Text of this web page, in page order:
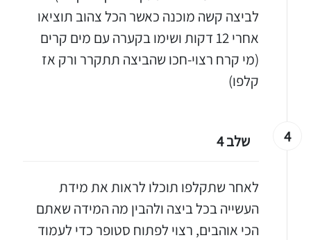
אותי באינסטגרם
הכנתם מתכון שלי? חפשו "Shahar_Hen_Hayokra" באינסטגרם עקבו אחריי עוד היום ותעלו את המתכון שהכנתם לסטורי ואני
לביצה קשה מוכנה כאשר הכל צהוב תוציאו
אחרי 12 דקות ושימו בקערה עם מים קרים
(מי קרח רצוי-חכו שהביצה תתקרר ורק אז
קלפו)
4 שלב 4
לאחר שתקלפו תוכלו לראות את מידת
העשייה בכל ביצה ולהבין מה המידה שאתם
הכי אוהבים, רצוי לפתוח סטופר כדי לעמוד